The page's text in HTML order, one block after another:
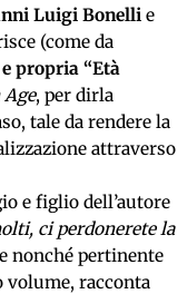
Luigi Bonelli e
(come da
propria “Età
Age, per dirla
tale da rendere la
attraverso
e figlio dell’autore
ci perdonerete la
nonché pertinente
volume, racconta